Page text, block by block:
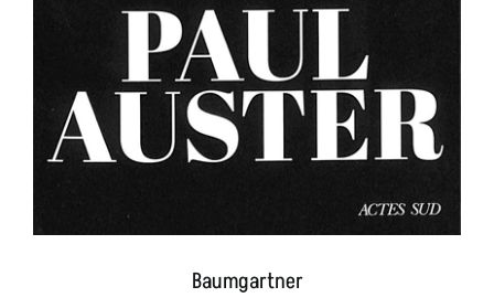
Baumgartner